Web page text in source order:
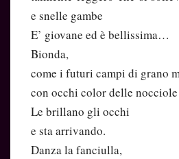
e snelle gambe
E’ giovane ed è bellissima…
Bionda,
come i futuri campi di grano
con occhi color delle nocciole
Le brillano gli occhi
e sta arrivando.
Danza la fanciulla,